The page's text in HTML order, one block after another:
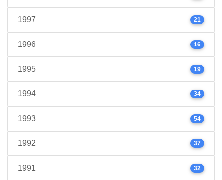
1997 21
1996 16
1995 19
1994 34
1993 54
1992 37
1991 32